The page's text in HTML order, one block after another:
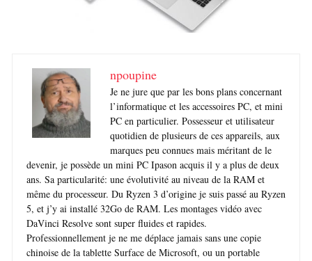
npoupine
Je ne jure que par les bons plans concernant
l’informatique et les accessoires PC, et mini
PC en particulier. Possesseur et utilisateur
quotidien de plusieurs de ces appareils, aux
marques peu connues mais méritant de le
devenir, je possède un mini PC Ipason acquis il y a plus de deux
ans. Sa particularité: une évolutivité au niveau de la RAM et
même du processeur. Du Ryzen 3 d’origine je suis passé au Ryzen
5, et j’y ai installé 32Go de RAM. Les montages vidéo avec
DaVinci Resolve sont super fluides et rapides.
Professionnellement je ne me déplace jamais sans une copie
chinoise de la tablette Surface de Microsoft, ou un portable